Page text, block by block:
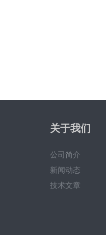
关于我们
公司简介
新闻动态
技术文章